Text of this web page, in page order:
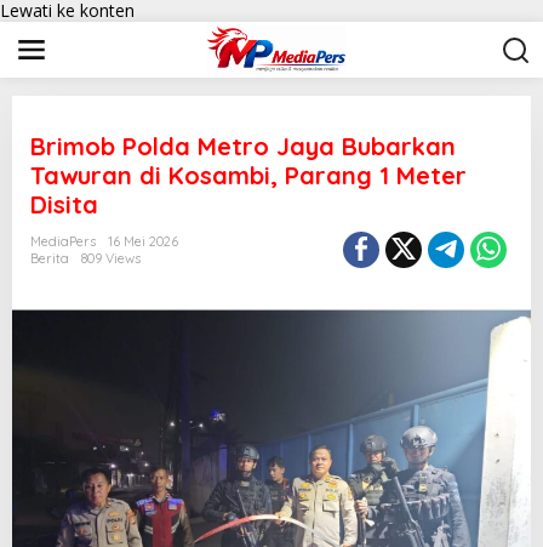
Lewati ke konten
Brimob Polda Metro Jaya Bubarkan
Tawuran di Kosambi, Parang 1 Meter
Disita
MediaPers
16 Mei 2026
Berita
809 Views